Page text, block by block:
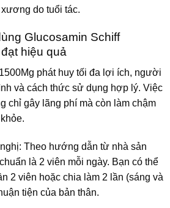
do tuổi tác.
Glucosamin Schiff
hiệu quả
phát huy tối đa lợi ích, người
và cách thức sử dụng hợp lý. Việc
chỉ gây lãng phí mà còn làm chậm
Theo hướng dẫn từ nhà sản
là 2 viên mỗi ngày. Bạn có thể
2 viên hoặc chia làm 2 lần (sáng và
tiện của bản thân.